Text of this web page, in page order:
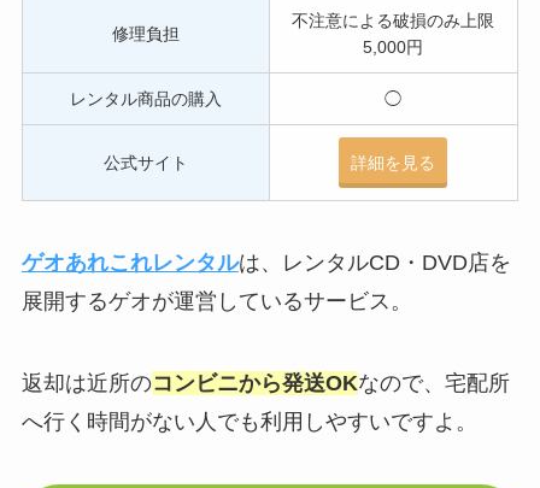
修理負担
不注意による破損のみ上限
5,000円
レンタル商品の購入 ◯
公式サイト 詳細を見る
ゲオあれこれレンタルは、レンタルCD・DVD店を
展開するゲオが運営しているサービス。
返却は近所のコンビニから発送OKなので、宅配所
へ行く時間がない人でも利用しやすいですよ。